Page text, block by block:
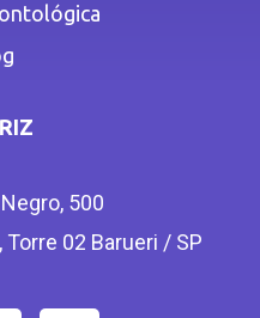
500
Torre 02 Barueri / SP